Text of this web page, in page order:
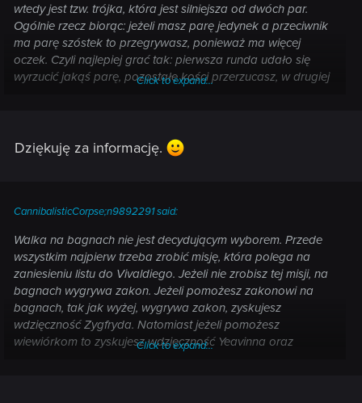
wtedy jest tzw. trójka, która jest silniejsza od dwóch par.
Ogólnie rzecz biorąc: jeżeli masz parę jedynek a przeciwnik
ma parę szóstek to przegrywasz, ponieważ ma więcej
oczek. Czyli najlepiej grać tak: pierwsza runda udało się
wyrzucić jakąś parę, pozostałe kości przerzucasz, w drugiej
kareta. Są jeszcze małe i duże strity. Kości od 1 do 5 oczek to
mały strit, od 2 do 6 to duży strit. Im para ma więcej oczek
przeciwnicy, ale dużo pieniędzy dostaje się za wygraną.
przegranej wczytać.
Click to expand...
Dziękuję za informację.
CannibalisticCorpse;n9892291 said:
Walka na bagnach nie jest decydującym wyborem. Przede
wszystkim najpierw trzeba zrobić misję, która polega na
zaniesieniu listu do Vivaldiego. Jeżeli nie zrobisz tej misji, na
bagnach wygrywa zakon. Jeżeli pomożesz zakonowi na
bagnach, tak jak wyżej, wygrywa zakon, zyskujesz
wdzięczność Zygfryda. Natomiast jeżeli pomożesz
wiewiórkom to zyskujesz wdzięczność Yeavinna oraz
Click to expand...